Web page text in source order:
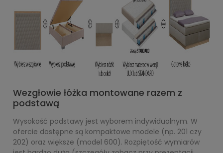
Wezgłowie łóżka ­mon­to­wa­ne razem z
podstawą
Wysokość podstawy jest wyborem indywidualnym. W
ofercie dostępne są kompaktowe modele (np. 201 czy
202) oraz większe (model 600). Rozpiętość wymiarów